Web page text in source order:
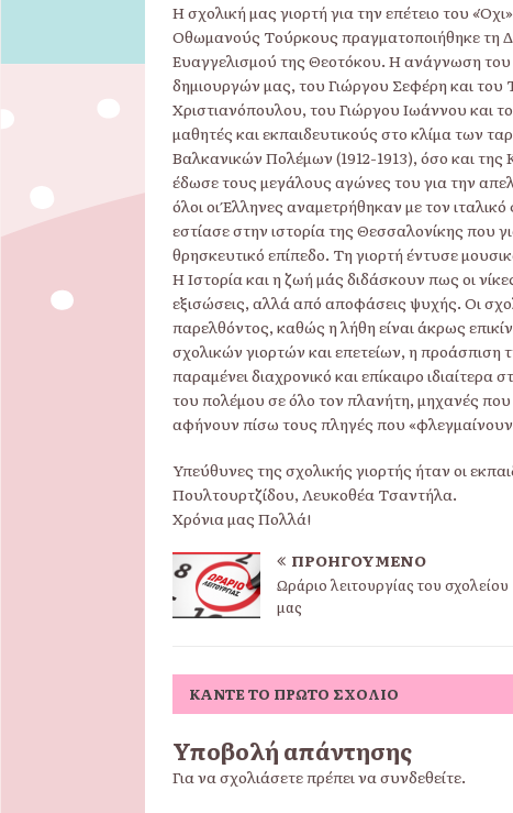
Η σχολική μας γιορτή για την επέτειο του
Οθωμανούς Τούρκους πραγματοποιήθηκε τη
Ευαγγελισμού της Θεοτόκου. Η ανάγνωση του
δημιουργών μας, του Γιώργου Σεφέρη και του
Χριστιανόπουλου, του Γιώργου Ιωάννου και
μαθητές και εκπαιδευτικούς στο κλίμα των
Βαλκανικών Πολέμων (1912-1913), όσο και
έδωσε τους μεγάλους αγώνες του για την
όλοι οι Έλληνες αναμετρήθηκαν με τον
εστίασε στην ιστορία της Θεσσαλονίκης που
θρησκευτικό επίπεδο. Τη γιορτή έντυσε
Η Ιστορία και η ζωή μάς διδάσκουν πως οι
εξισώσεις, αλλά από αποφάσεις ψυχής. Οι
παρελθόντος, καθώς η λήθη είναι άκρως
σχολικών γιορτών και επετείων, η προάσπιση
παραμένει διαχρονικό και επίκαιρο
του πολέμου σε όλο τον πλανήτη, μηχανές
αφήνουν πίσω τους πληγές που
Υπεύθυνες της σχολικής γιορτής ήταν οι
Πουλτουρτζίδου, Λευκοθέα Τσαντήλα.
Χρόνια μας Πολλά!
ΠΡΟΗΓΟΎΜΕΝΟ
Ωράριο λειτουργίας του σχολείου
μας
ΚΆΝΤΕ ΤΟ ΠΡΏΤΟ ΣΧΌΛΙΟ
Υποβολή απάντησης
Για να σχολιάσετε πρέπει νασυνδεθείτε.